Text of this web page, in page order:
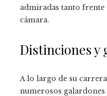
admiradas tanto frente
cámara.
Distinciones y
A lo largo de su
numerosos galardones